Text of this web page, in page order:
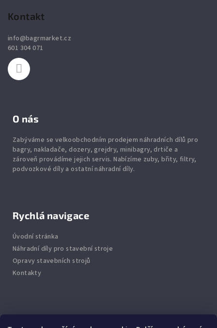
Kontakt
info@bagrmarket.cz
601 304 071
O nás
Zabýváme se velkoobchodním prodejem náhradních dílů pro
bagry, nakladače, dozery, grejdry, minibagry, drtiče a
zároveň provádíme jejich servis. Nabízíme zuby,břity,filtry,
podvozkové díly a ostatní náhradní díly.
Rychlá navigace
Úvodní stránka
Náhradní díly pro stavební stroje
Opravy stavebních strojů
Kontakty